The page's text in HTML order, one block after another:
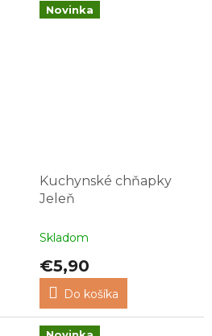
Novinka
Kuchynské chňapky
Jeleň
Skladom
€5,90
Do košíka